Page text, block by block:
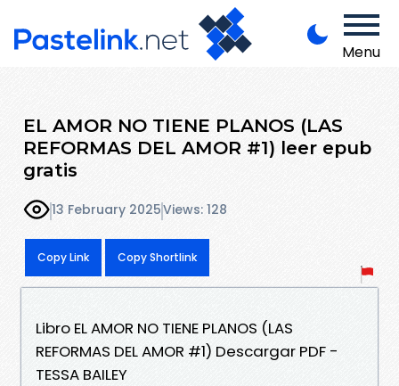
Menu
EL AMOR NO TIENE PLANOS (LAS
REFORMAS DEL AMOR #1) leer epub
gratis
13 February 2025Views: 128
Copy Link Copy Shortlink
Libro EL AMOR NO TIENE PLANOS (LAS
REFORMAS DEL AMOR #1) Descargar PDF -
TESSA BAILEY